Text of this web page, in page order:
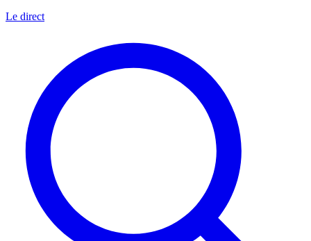
Le direct